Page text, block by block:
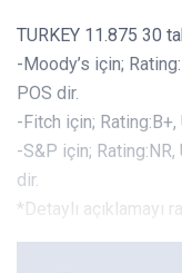
TURKEY 11.875 30
-Moody’s için;
POS dir.
-Fitch için; Rating:B+,
-S&P için; Rating:NR,
dir.
*Detaylı açıklamayı